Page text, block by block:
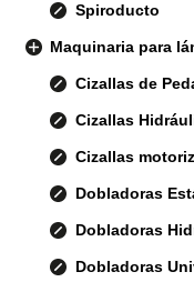
Spiroducto
Maquinaria para
Cizallas de
Cizallas
Cizallas
Dobladoras
Dobladoras
Dobladoras